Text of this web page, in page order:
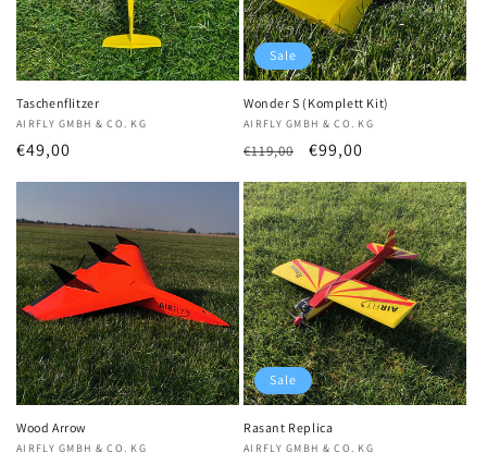
Taschenflitzer
Anbieter:
AIRFLY GMBH & CO. KG
Normaler
€49,00
Sale
Wonder S (Komplett Kit)
Anbieter:
AIRFLY GMBH & CO. KG
Normaler
€119,00 Verkaufspreis
€99,00
Wood Arrow
AIRFLY GMBH & CO. KG
Sale
Rasant Replica
AIRFLY GMBH & CO. KG